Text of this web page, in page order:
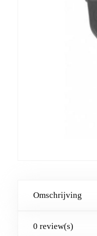
Omschrijving
0 review(s)